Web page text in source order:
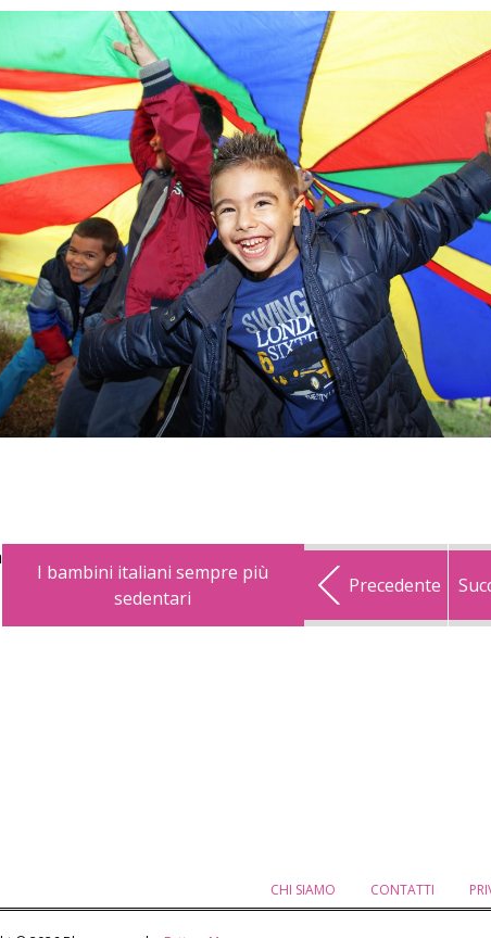
I bambini italiani sempre più
sedentari
Precedente
CHI SIAMO CONTATTI